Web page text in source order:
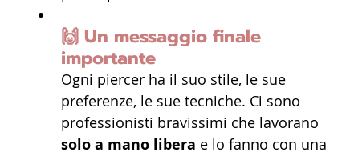
🙌 Un messaggio finale
importante
Ogni piercer ha il suo stile, le sue
preferenze, le sue tecniche. Ci sono
professionisti bravissimi che lavorano
solo a mano libera e lo fanno con una